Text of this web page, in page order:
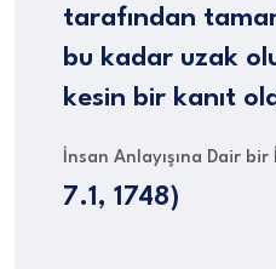
tarafından
bu kadar uzak
kesin bir kanıt
İnsan Anlayışına Dair bir
7.1, 1748)